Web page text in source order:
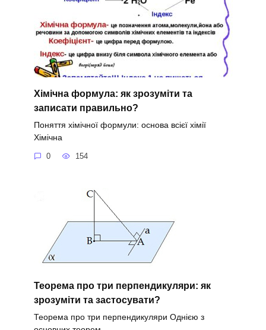
Хімічна формула: як зрозуміти та
записати правильно?
Поняття хімічної формули: основа всієї хімії
Хімічна
0 154
Теорема про три перпендикуляри: як
зрозуміти та застосувати?
Теорема про три перпендикуляри Однією з